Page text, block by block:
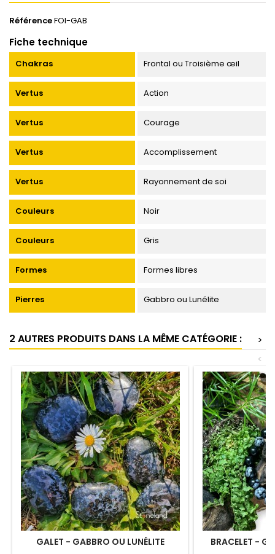
RéférenceFOI-GAB
Fiche technique
Chakras Frontal ou Troisième œil
Vertus Action
Vertus Courage
Vertus Accomplissement
Vertus Rayonnement de soi
Couleurs Noir
Couleurs Gris
Formes Formes libres
Pierres Gabbro ou Lunélite
2 AUTRES PRODUITS DANS LA MÊME CATÉGORIE :
>
<
GALET - GABBRO OU LUNÉLITE BRACELET -